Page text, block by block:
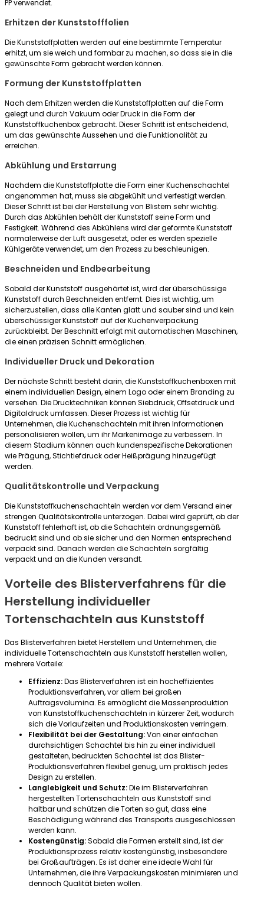
PP verwendet.
Erhitzen der Kunststofffolien
Die Kunststoffplatten werden auf eine bestimmte Temperatur
erhitzt, um sie weich und formbar zu machen, so dass sie in die
gewünschte Form gebracht werden können.
Formung der Kunststoffplatten
Nach dem Erhitzen werden die Kunststoffplatten auf die Form
gelegt und durch Vakuum oder Druck in die Form der
Kunststoffkuchenbox gebracht. Dieser Schritt ist entscheidend,
um das gewünschte Aussehen und die Funktionalität zu
erreichen.
Abkühlung und Erstarrung
Nachdem die Kunststoffplatte die Form einer Kuchenschachtel
angenommen hat, muss sie abgekühlt und verfestigt werden.
Dieser Schritt ist bei der Herstellung von Blistern sehr wichtig.
Durch das Abkühlen behält der Kunststoff seine Form und
Festigkeit. Während des Abkühlens wird der geformte Kunststoff
normalerweise der Luft ausgesetzt, oder es werden spezielle
Kühlgeräte verwendet, um den Prozess zu beschleunigen.
Beschneiden und Endbearbeitung
Sobald der Kunststoff ausgehärtet ist, wird der überschüssige
Kunststoff durch Beschneiden entfernt. Dies ist wichtig, um
sicherzustellen, dass alle Kanten glatt und sauber sind und kein
überschüssiger Kunststoff auf der Kuchenverpackung
zurückbleibt. Der Beschnitt erfolgt mit automatischen Maschinen,
die einen präzisen Schnitt ermöglichen.
Individueller Druck und Dekoration
Der nächste Schritt besteht darin, die Kunststoffkuchenboxen mit
einem individuellen Design, einem Logo oder einem Branding zu
versehen. Die Drucktechniken können Siebdruck, Offsetdruck und
Digitaldruck umfassen. Dieser Prozess ist wichtig für
Unternehmen, die Kuchenschachteln mit ihren Informationen
personalisieren wollen, um ihr Markenimage zu verbessern. In
diesem Stadium können auch kundenspezifische Dekorationen
wie Prägung, Stichtiefdruck oder Heißprägung hinzugefügt
werden.
Qualitätskontrolle und Verpackung
Die Kunststoffkuchenschachteln werden vor dem Versand einer
strengen Qualitätskontrolle unterzogen. Dabei wird geprüft, ob der
Kunststoff fehlerhaft ist, ob die Schachteln ordnungsgemäß
bedruckt sind und ob sie sicher und den Normen entsprechend
verpackt sind. Danach werden die Schachteln sorgfältig
verpackt und an die Kunden versandt.
Vorteile des Blisterverfahrens für die
Herstellung individueller
Tortenschachteln aus Kunststoff
Das Blisterverfahren bietet Herstellern und Unternehmen, die
individuelle Tortenschachteln aus Kunststoff herstellen wollen,
mehrere Vorteile:
Effizienz:Das Blisterverfahren ist ein hocheffizientes
Produktionsverfahren, vor allem bei großen
Auftragsvolumina. Es ermöglicht die Massenproduktion
von Kunststoffkuchenschachteln in kürzerer Zeit, wodurch
sich die Vorlaufzeiten und Produktionskosten verringern.
Flexibilität bei der Gestaltung:Von einer einfachen
durchsichtigen Schachtel bis hin zu einer individuell
gestalteten, bedruckten Schachtel ist das Blister-
Produktionsverfahren flexibel genug, um praktisch jedes
Design zu erstellen.
Langlebigkeit und Schutz:Die im Blisterverfahren
hergestellten Tortenschachteln aus Kunststoff sind
haltbar und schützen die Torten so gut, dass eine
Beschädigung während des Transports ausgeschlossen
werden kann.
Kostengünstig:Sobald die Formen erstellt sind, ist der
Produktionsprozess relativ kostengünstig, insbesondere
bei Großaufträgen. Es ist daher eine ideale Wahl für
Unternehmen, die ihre Verpackungskosten minimieren und
dennoch Qualität bieten wollen.